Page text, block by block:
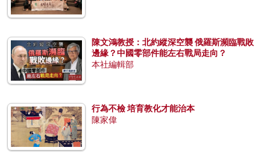
陳文鴻教授：北約縱深空襲 俄羅斯瀕臨戰敗
邊緣？中國零部件能左右戰局走向？
本社編輯部
行為不檢 培育教化才能治本
陳家偉